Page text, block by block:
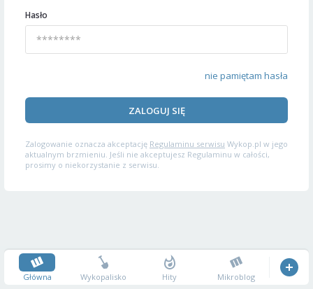
Hasło
nie pamiętam hasła
ZALOGUJ SIĘ
Zalogowanie oznacza akceptację Regulaminu serwisu Wykop.pl w jego
aktualnym brzmieniu. Jeśli nie akceptujesz Regulaminu w całości,
prosimy o niekorzystanie z serwisu.
Główna Wykopalisko Hity Mikroblog